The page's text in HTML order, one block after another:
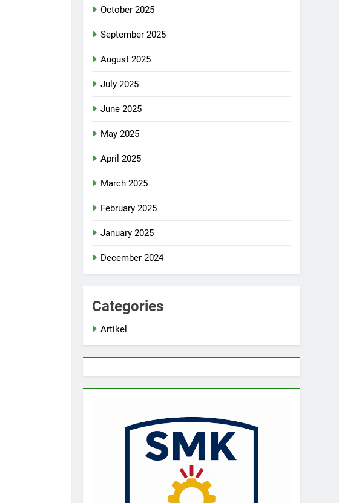
October 2025
September 2025
August 2025
July 2025
June 2025
May 2025
April 2025
March 2025
February 2025
January 2025
December 2024
Categories
Artikel